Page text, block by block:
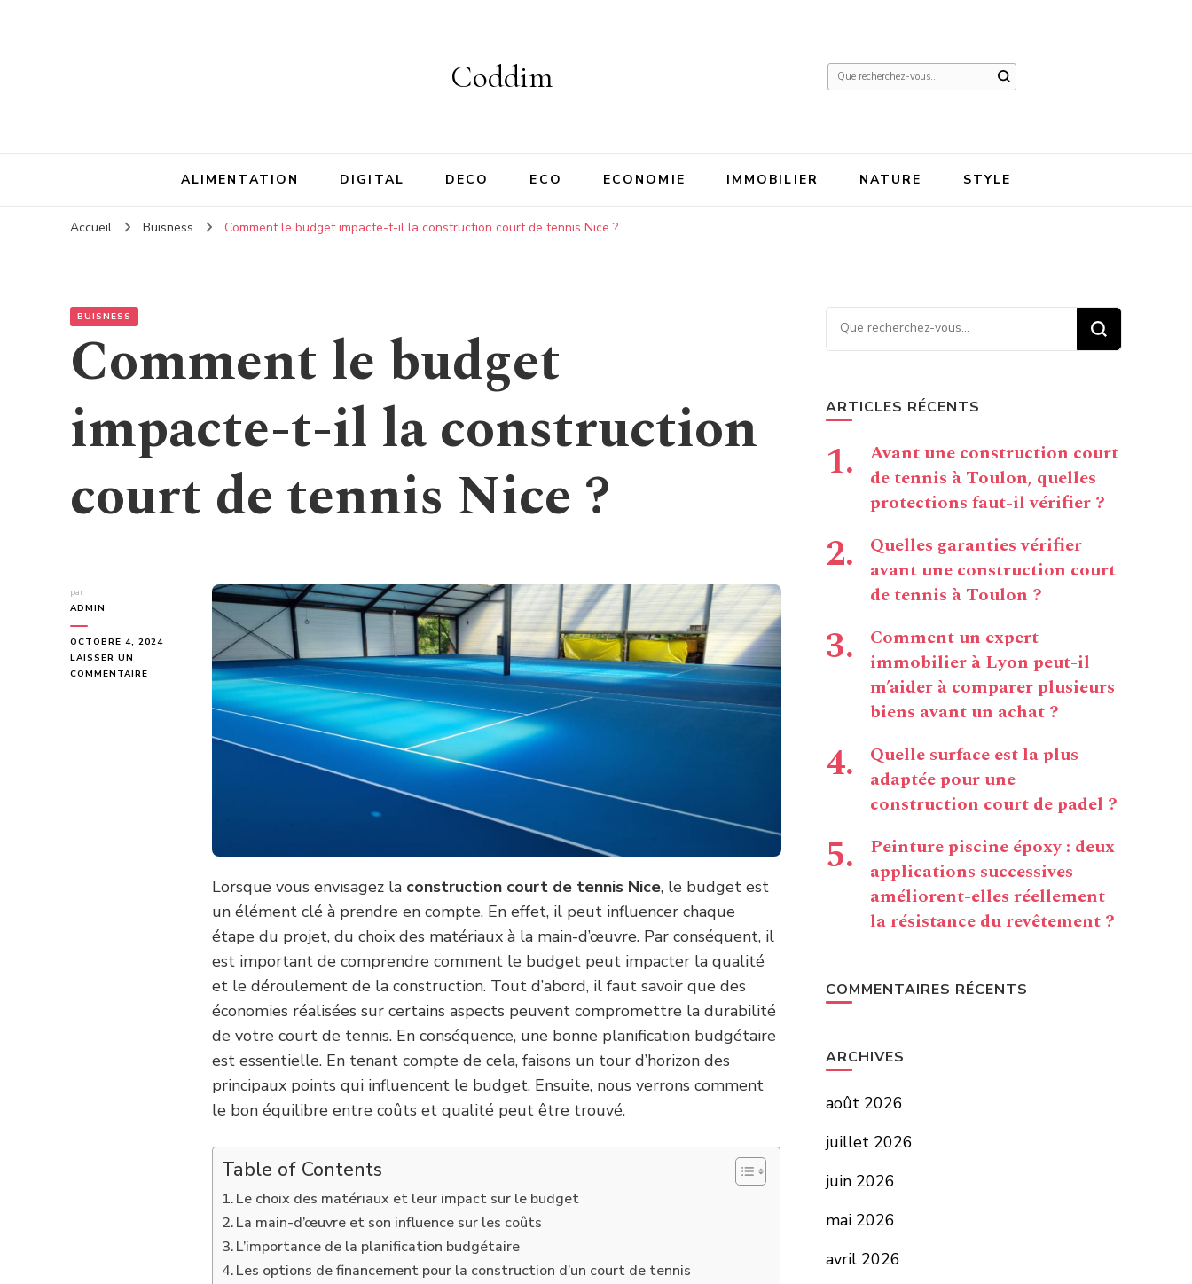
Coddim
Vous
ALIMENTATION DIGITAL DECO ECO ECONOMIE IMMOBILIER NATURE STYLE
Accueil Buisness Comment le budget impacte-t-il la construction court de tennis Nice ?
BUISNESS
Comment le budget
impacte-t-il la construction
court de tennis Nice ?
par
ADMIN
OCTOBRE 4, 2024
LAISSER UN
COMMENTAIRE
Lorsque vous envisagez la construction court de tennis Nice, le budget est
un élément clé à prendre en compte. En effet, il peut influencer chaque
étape du projet, du choix des matériaux à la main-d’œuvre. Par conséquent, il
est important de comprendre comment le budget peut impacter la qualité
et le déroulement de la construction. Tout d’abord, il faut savoir que des
économies réalisées sur certains aspects peuvent compromettre la durabilité
de votre court de tennis. En conséquence, une bonne planification budgétaire
est essentielle. En tenant compte de cela, faisons un tour d’horizon des
principaux points qui influencent le budget. Ensuite, nous verrons comment
le bon équilibre entre coûts et qualité peut être trouvé.
Table of Contents
Le choix des matériaux et leur impact sur le budget
La main-d’œuvre et son influence sur les coûts
L’importance de la planification budgétaire
Les options de financement pour la construction d’un court de tennis
Vous recherchiez quelque
chose ?
ARTICLES RÉCENTS
Avant une construction court
de tennis à Toulon, quelles
protections faut-il vérifier ?
Quelles garanties vérifier
avant une construction court
de tennis à Toulon ?
Comment un expert
immobilier à Lyon peut-il
m’aider à comparer plusieurs
biens avant un achat ?
Quelle surface est la plus
adaptée pour une
construction court de padel ?
Peinture piscine époxy : deux
applications successives
améliorent-elles réellement
la résistance du revêtement ?
COMMENTAIRES RÉCENTS
ARCHIVES
août 2026
juillet 2026
juin 2026
mai 2026
avril 2026